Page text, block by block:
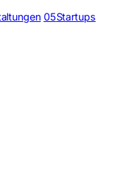
05Startups